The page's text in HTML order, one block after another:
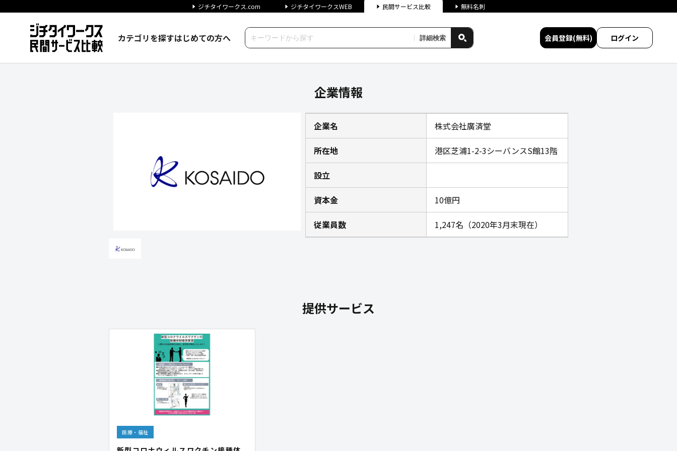
ジチタイワークス.com ジチタイワークスWEB 民間サービス比較 無料名刺
カテゴリを探すはじめての方へ 詳細検索 会員登録(無料) ログイン
企業情報
企業名 株式会社廣済堂
所在地 港区芝浦1-2-3シーバンスS館13階
設立
資本金 10億円
従業員数 1,247名（2020年3月末現在）
提供サービス
医療・福祉